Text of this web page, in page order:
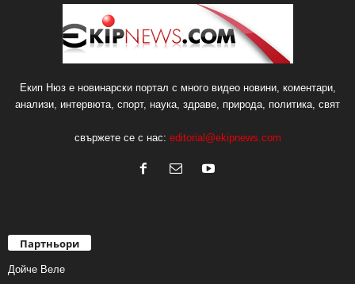
Екип Нюз е новинарски портал с много видео новини, коментари,
анализи, интервюта, спорт, наука, здраве, природа, политика, свят
свържете се с нас: editorial@ekipnews.com
Партньори
Дойче Веле